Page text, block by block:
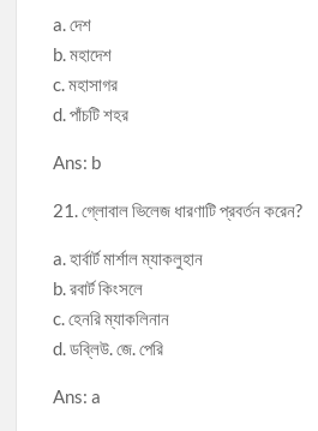
a. দেশ
b. মহাদেশ
c. মহাসাগর
d. পাঁচটি শহর
Ans: b
21. গ্লোবাল ভিলেজ ধারণাটি প্রবর্তন করেন?
a. হার্বার্ট মার্শাল ম্যাকলুহান
b. রবার্ট কিংসলে
c. হেনরি ম্যাকলিনান
d. ডব্লিউ. জে. পেরি
Ans: a